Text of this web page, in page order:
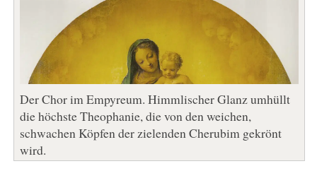
Der Chor im Empyreum. Himmlischer Glanz umhüllt
die höchste Theophanie, die von den weichen,
schwachen Köpfen der zielenden Cherubim gekrönt
wird.